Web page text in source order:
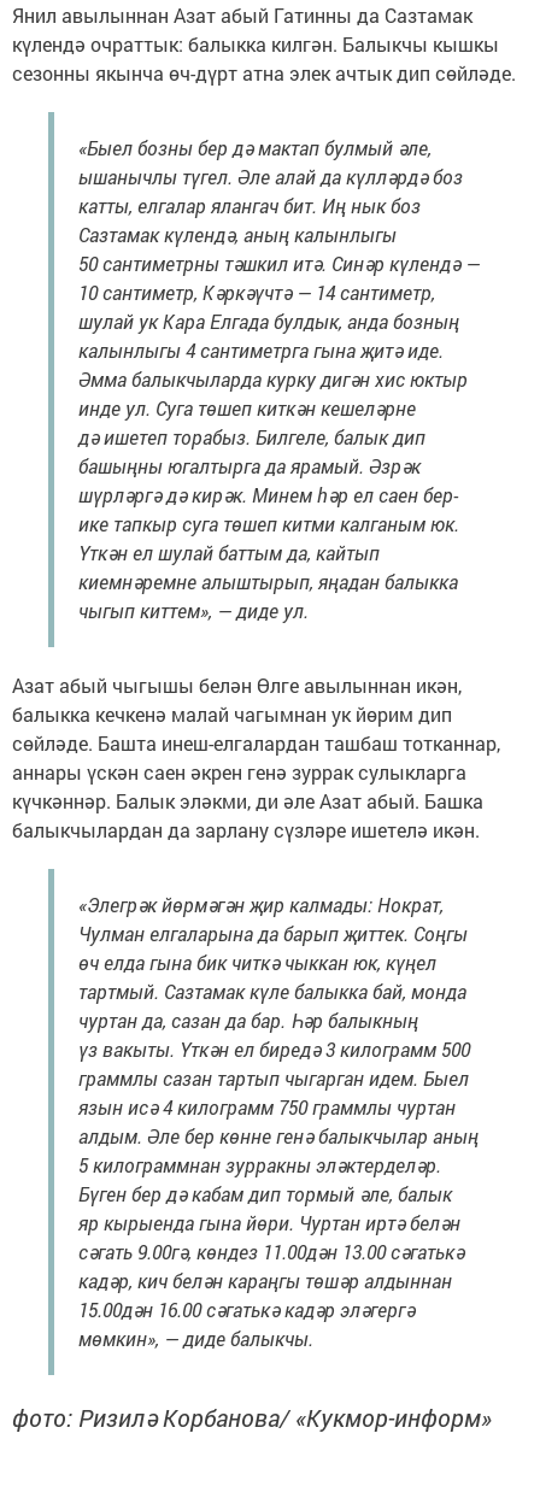
Янил авылыннан Азат абый Гатинны да Сазтамак
күлендә очраттык: балыкка килгән. Балыкчы кышкы
сезонны якынча өч-дүрт атна элек ачтык дип сөйләде.
«Быел бозны бер дә мактап булмый әле,
ышанычлы түгел. Әле алай да күлләрдә боз
катты, елгалар ялангач бит. Иң нык боз
Сазтамак күлендә, аның калынлыгы
50 сантиметрны тәшкил итә. Синәр күлендә —
10 сантиметр, Кәркәүчтә — 14 сантиметр,
шулай ук Кара Елгада булдык, анда бозның
калынлыгы 4 сантиметрга гына җитә иде.
Әмма балыкчыларда курку дигән хис юктыр
инде ул. Суга төшеп киткән кешеләрне
дә ишетеп торабыз. Билгеле, балык дип
башыңны югалтырга да ярамый. Әзрәк
шүрләргә дә кирәк. Минем һәр ел саен бер-
ике тапкыр суга төшеп китми калганым юк.
Үткән ел шулай баттым да, кайтып
киемнәремне алыштырып, яңадан балыкка
чыгып киттем», — диде ул.
Азат абый чыгышы белән Өлге авылыннан икән,
балыкка кечкенә малай чагымнан ук йөрим дип
сөйләде. Башта инеш-елгалардан ташбаш тотканнар,
аннары үскән саен әкрен генә зуррак сулыкларга
күчкәннәр. Балык эләкми, ди әле Азат абый. Башка
балыкчылардан да зарлану сүзләре ишетелә икән.
«Элегрәк йөрмәгән җир калмады: Нократ,
Чулман елгаларына да барып җиттек. Соңгы
өч елда гына бик читкә чыккан юк, күңел
тартмый. Сазтамак күле балыкка бай, монда
чуртан да, сазан да бар. Һәр балыкның
үз вакыты. Үткән ел биредә 3 килограмм 500
граммлы сазан тартып чыгарган идем. Быел
язын исә 4 килограмм 750 граммлы чуртан
алдым. Әле бер көнне генә балыкчылар аның
5 килограммнан зурракны эләктерделәр.
Бүген бер дә кабам дип тормый әле, балык
яр кырыенда гына йөри. Чуртан иртә белән
сәгать 9.00гә, көндез 11.00дән 13.00 сәгатькә
кадәр, кич белән караңгы төшәр алдыннан
15.00дән 16.00 сәгатькә кадәр эләгергә
мөмкин», — диде балыкчы.
фото: Ризилә Корбанова/ «Кукмор-информ»